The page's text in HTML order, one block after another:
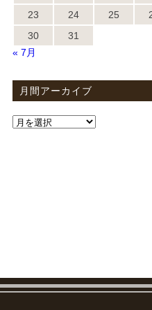
23
24 25
30
31
« 7月
月間アーカイブ